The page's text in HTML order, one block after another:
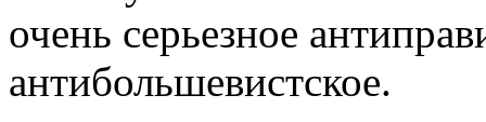
очень серьезное
антибольшевистское.